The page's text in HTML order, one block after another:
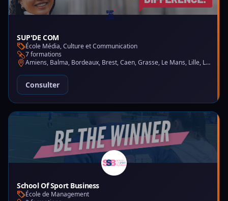
SUP'DE COM
École Média, Culture et Communication
7 formations
Amiens, Balma, Bordeaux, Brest, Caen, Grasse, Le Mans, Lille, Lyon, Montpellier, Nantes, Nice, Paris, Saint-Martin-d'Hères
Consulter
School Of Sport Business
École de Management